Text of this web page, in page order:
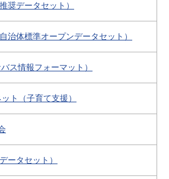
奨データセット）
治体標準オープンデータセット）
ス情報フォーマット）
ト（子育て支援）
ータセット）